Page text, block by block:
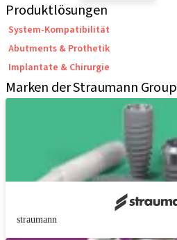
Produktlösungen
System-Kompatibilität
Abutments & Prothetik
Implantate & Chirurgie
Marken der Straumann Group
straumann